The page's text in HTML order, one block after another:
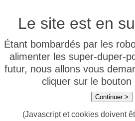
Le site est en
Étant bombardés par les
alimenter les super-duper-
futur, nous allons vous
cliquer sur le bouton
Continuer >
(Javascript et cookies doivent